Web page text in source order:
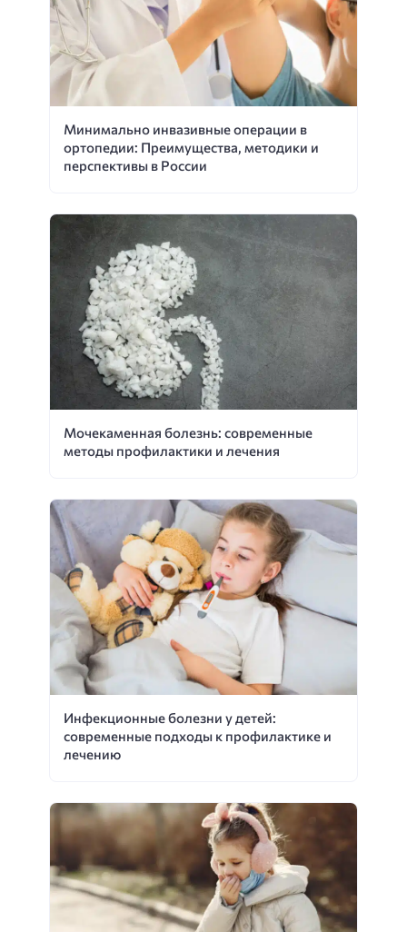
Минимально инвазивные операции в
ортопедии: Преимущества, методики и
перспективы в России
Мочекаменная болезнь: современные
методы профилактики и лечения
Инфекционные болезни у детей:
современные подходы к профилактике и
лечению